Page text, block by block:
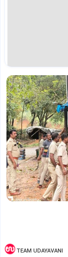
TEAM UDAYAVANI